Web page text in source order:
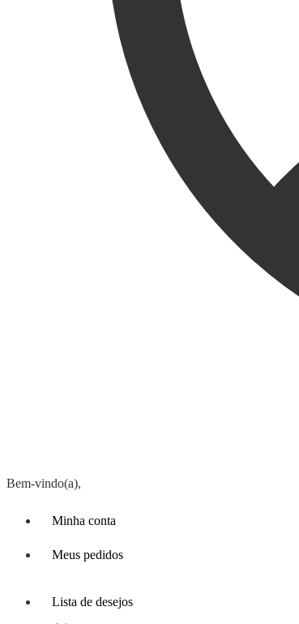
Bem-vindo(a),
Minha conta
Meus pedidos
Lista de desejos